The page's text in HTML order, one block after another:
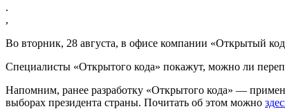
.
,
Во вторник, 28 августа, в офисе компании «Открытый
Специалисты «Открытого кода» покажут, можно ли
Напомним, ранее разработку «Открытого кода» —
выборах президента страны. Почитать об этом можно